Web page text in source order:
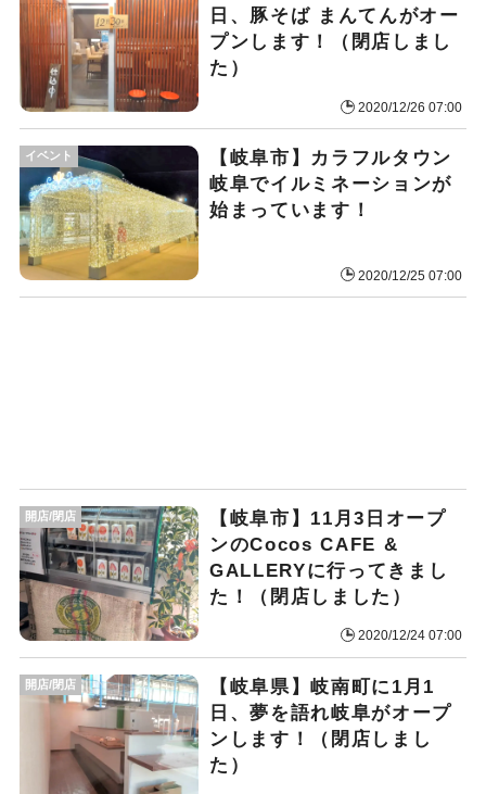
日、豚そば まんてんがオー
プンします！（閉店しまし
た）
2020/12/26 07:00
【岐阜市】カラフルタウン
岐阜でイルミネーションが
始まっています！
2020/12/25 07:00
イベント
【岐阜市】11月3日オープ
ンのCocos CAFE &
GALLERYに行ってきまし
た！（閉店しました）
2020/12/24 07:00
開店/閉店
【岐阜県】岐南町に1月1
日、夢を語れ岐阜がオープ
ンします！（閉店しまし
た）
開店/閉店